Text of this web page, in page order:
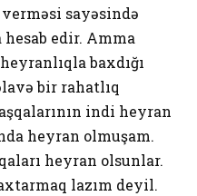
sayəsində
edir. Amma
baxdığı
bir rahatlıq
indi heyran
heyran olmuşam.
heyran olsunlar.
lazım deyil.